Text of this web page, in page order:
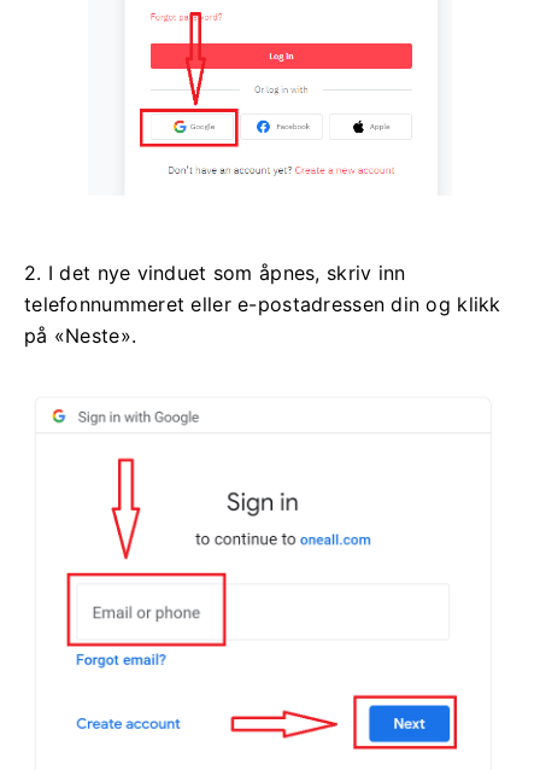
2. I det nye vinduet som åpnes, skriv inn
telefonnummeret eller e-postadressen din og klikk
på «Neste».